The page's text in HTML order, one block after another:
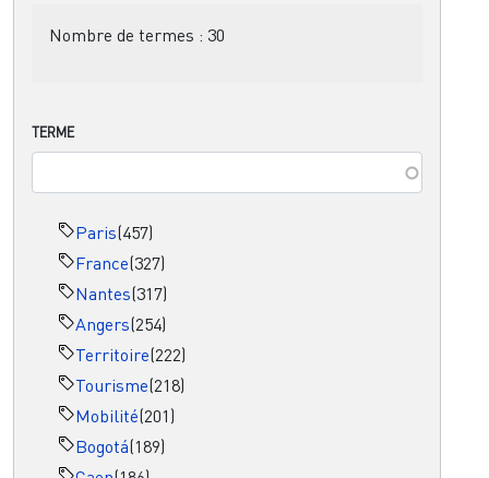
Nombre de termes : 30
TERME
Paris(457)
France(327)
Nantes(317)
Angers(254)
Territoire(222)
Tourisme(218)
Mobilité(201)
Bogotá(189)